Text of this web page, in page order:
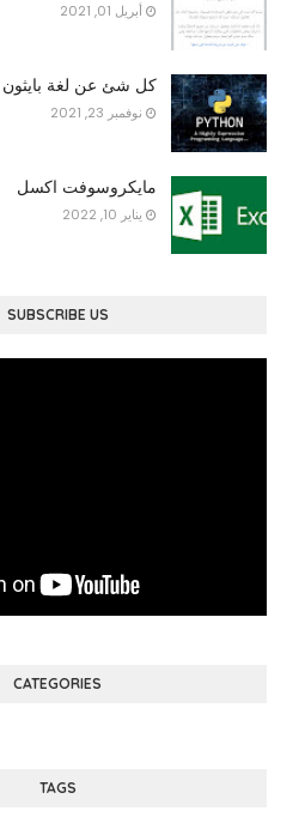
أبريل 01, 2021
كل شئ عن لغة بايثون
نوفمبر 23, 2021
مايكروسوفت اكسل
يناير 10, 2022
SUBSCRIBE US
CATEGORIES
TAGS